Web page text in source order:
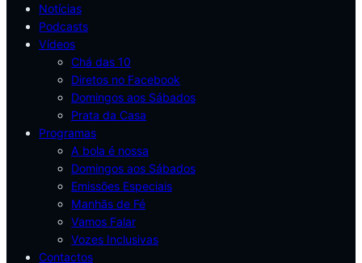
Notícias
Podcasts
Vídeos
Chá das 10
Diretos no Facebook
Domingos aos Sábados
Prata da Casa
Programas
A bola é nossa
Domingos aos Sábados
Emissões Especiais
Manhãs de Fé
Vamos Falar
Vozes Inclusivas
Contactos